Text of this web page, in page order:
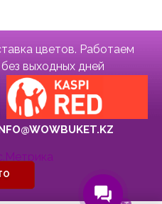
цветов. Работаем
выходных дней